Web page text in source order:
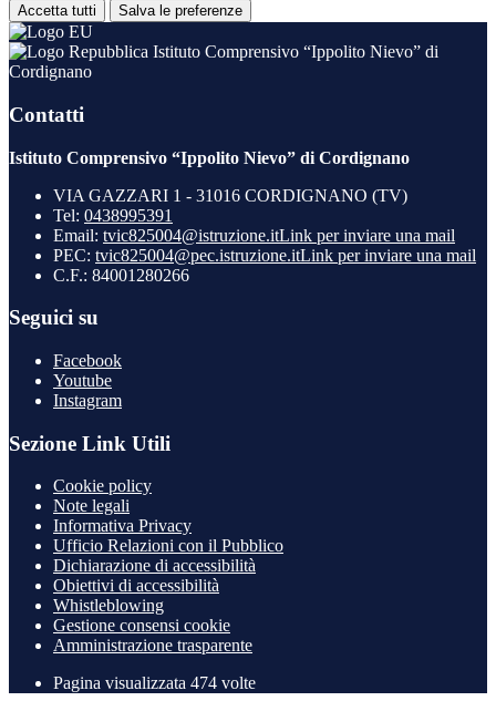
Accetta tutti Salva le preferenze
Istituto Comprensivo “Ippolito Nievo” di
Cordignano
Contatti
Istituto Comprensivo “Ippolito Nievo” di Cordignano
VIA GAZZARI 1 - 31016 CORDIGNANO (TV)
Tel: 0438995391
Email: tvic825004@istruzione.itLink per inviare una mail
PEC: tvic825004@pec.istruzione.itLink per inviare una mail
C.F.: 84001280266
Seguici su
Facebook
Youtube
Instagram
Sezione Link Utili
Cookie policy
Note legali
Informativa Privacy
Ufficio Relazioni con il Pubblico
Dichiarazione di accessibilità
Obiettivi di accessibilità
Whistleblowing
Gestione consensi cookie
Amministrazione trasparente
Pagina visualizzata 474 volte